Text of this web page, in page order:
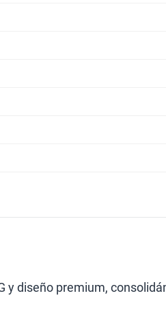
y diseño premium,